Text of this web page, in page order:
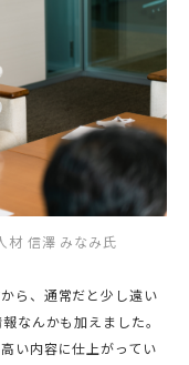
材 信澤 みなみ氏
ら、通常だと少し遠い
なんかも加えました。
い内容に仕上がってい